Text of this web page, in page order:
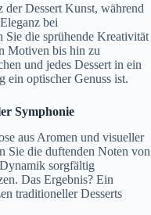
der Dessert Kunst, während
bei
Sie die sprühende Kreativität
Motiven bis hin zu
und jedes Dessert in ein
ein optischer Genuss ist.
Symphonie
aus Aromen und visueller
Sie die duftenden Noten von
sorgfältig
Das Ergebnis? Ein
traditioneller Desserts